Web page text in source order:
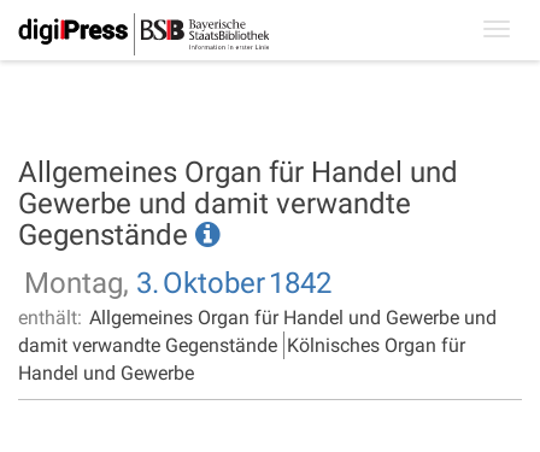
Allgemeines Organ für Handel und
Gewerbe und damit verwandte
Gegenstände
Montag, 3.Oktober1842
enthält: Allgemeines Organ für Handel und Gewerbe und
damit verwandte Gegenstände Kölnisches Organ für
Handel und Gewerbe